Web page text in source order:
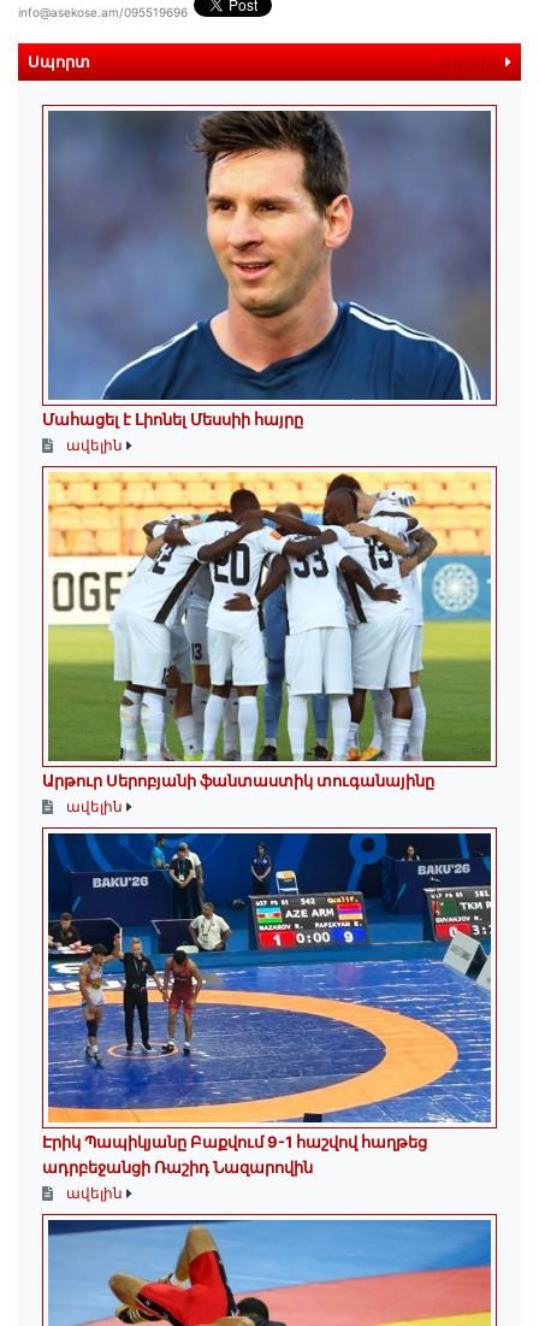
info@asekose.am/095519696
Սպորտ ավելին
Մահացել է Լիոնել Մեսսիի հայրը
ավելին
Արթուր Սերոբյանի ֆանտաստիկ տուգանայինը
ավելին
Էրիկ Պապիկյանը Բաքվում 9-1 հաշվով հաղթեց
ադրբեջանցի Ռաշիդ Նազարովին
ավելին